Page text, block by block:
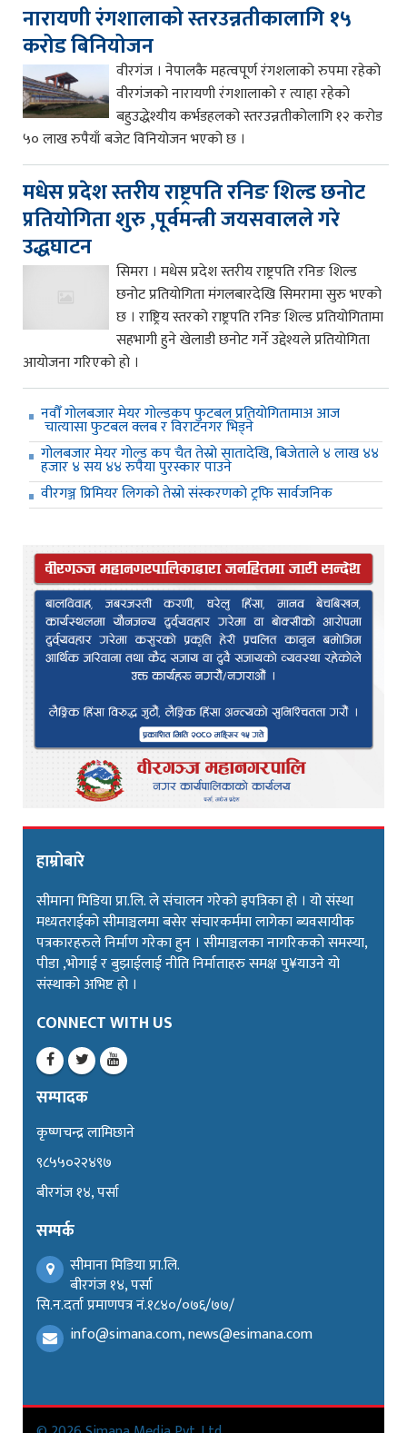
नारायणी रंगशालाको स्तरउन्नतीकालागि १५
करोड बिनियोजन
वीरगंज । नेपालकै महत्वपूर्ण रंगशलाको रुपमा रहेको
वीरगंजको नारायणी रंगशालाको र त्याहा रहेको
बहुउद्धेश्यीय कर्भडहलको स्तरउन्नतीकोलागि १२ करोड
५० लाख रुपैयाँ बजेट विनियोजन भएको छ ।
मधेस प्रदेश स्तरीय राष्ट्रपति रनिङ शिल्ड छनोट
प्रतियोगिता शुरु ,पूर्वमन्त्री जयसवालले गरे
उद्धघाटन
सिमरा । मधेस प्रदेश स्तरीय राष्ट्रपति रनिङ शिल्ड
छनोट प्रतियोगिता मंगलबारदेखि सिमरामा सुरु भएको
छ । राष्ट्रिय स्तरको राष्ट्रपति रनिङ शिल्ड प्रतियोगितामा
सहभागी हुने खेलाडी छनोट गर्ने उद्देश्यले प्रतियोगिता
आयोजना गरिएको हो ।
नवौँ गोलबजार मेयर गोल्डकप फुटबल प्रतियोगितामाअ आज
चात्यासा फुटबल क्लब र विराटनगर भिड्ने
गोलबजार मेयर गोल्ड कप चैत तेस्रो सातादेखि, बिजेताले ४ लाख ४४
हजार ४ सय ४४ रुपैया पुरस्कार पाउने
वीरगञ्ज प्रिमियर लिगको तेस्रो संस्करणको ट्रफि सार्वजनिक
हाम्रोबारे
सीमाना मिडिया प्रा.लि. ले संचालन गरेको इपत्रिका हो । यो संस्था
मध्यतराईको सीमाञ्चलमा बसेर संचारकर्ममा लागेका ब्यवसायीक
पत्रकारहरुले निर्माण गरेका हुन । सीमाञ्चलका नागरिकको समस्या,
पीडा ,भोगाई र बुझाईलाई नीति निर्माताहरु समक्ष पु¥याउने यो
संस्थाको अभिष्ट हो ।
CONNECT WITH US
सम्पादक
कृष्णचन्द्र लामिछाने
९८५५०२२४९७
बीरगंज १४, पर्सा
सम्पर्क
सीमाना मिडिया प्रा.लि.
बीरगंज १४, पर्सा
सि.न.दर्ता प्रमाणपत्र नं.१८४०/०७६/७७/
info@simana.com, news@esimana.com